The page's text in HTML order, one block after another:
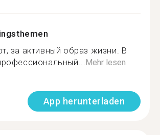
за активный образ жизни. В
Mehr lesen
App herunterladen